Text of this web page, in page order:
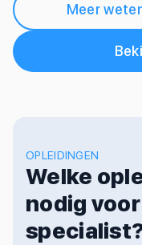
Meer
OPLEIDINGEN
Welke
nodig